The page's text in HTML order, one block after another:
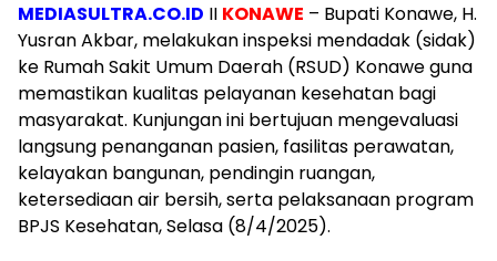
MEDIASULTRA.CO.ID II KONAWE – Bupati Konawe, H.
Yusran Akbar, melakukan inspeksi mendadak (sidak)
ke Rumah Sakit Umum Daerah (RSUD) Konawe guna
memastikan kualitas pelayanan kesehatan bagi
masyarakat. Kunjungan ini bertujuan mengevaluasi
langsung penanganan pasien, fasilitas perawatan,
kelayakan bangunan, pendingin ruangan,
ketersediaan air bersih, serta pelaksanaan program
BPJS Kesehatan, Selasa (8/4/2025).